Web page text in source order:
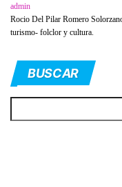
admin
Rocio Del Pilar Romero
turismo- folclor y cultura.
BUSCAR